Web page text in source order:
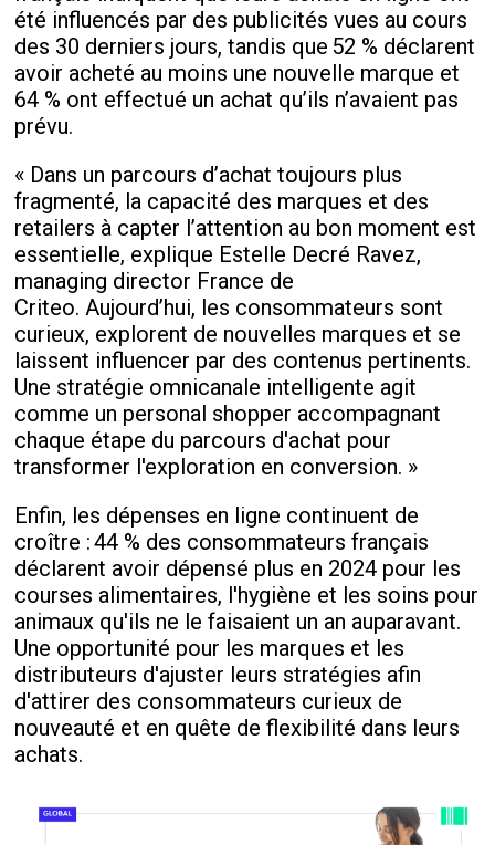
été influencés par des publicités vues au cours
des 30 derniers jours, tandis que 52 % déclarent
avoir acheté au moins une nouvelle marque et
64 % ont effectué un achat qu’ils n’avaient pas
prévu.
« Dans un parcours d’achat toujours plus
fragmenté, la capacité des marques et des
retailers à capter l’attention au bon moment est
essentielle, explique Estelle Decré Ravez,
managing director France de
Criteo. Aujourd’hui, les consommateurs sont
curieux, explorent de nouvelles marques et se
laissent influencer par des contenus pertinents.
Une stratégie omnicanale intelligente agit
comme un personal shopper accompagnant
chaque étape du parcours d'achat pour
transformer l'exploration en conversion. »
Enfin, les dépenses en ligne continuent de
croître :44 % des consommateurs français
déclarent avoir dépensé plus en 2024 pour les
courses alimentaires, l'hygiène et les soins pour
animaux qu'ils ne le faisaient un an auparavant.
Une opportunité pour les marques et les
distributeurs d'ajuster leurs stratégies afin
d'attirer des consommateurs curieux de
nouveauté et en quête de flexibilité dans leurs
achats.